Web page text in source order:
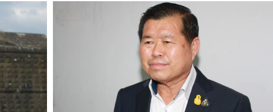
อยเป็น
กส่วน